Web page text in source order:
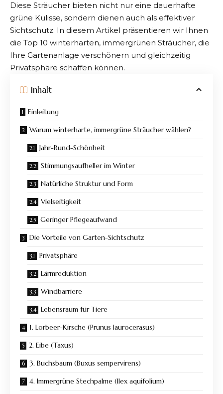
Diese Sträucher bieten nicht nur eine dauerhafte
grüne Kulisse, sondern dienen auch als effektiver
Sichtschutz. In diesem Artikel präsentieren wir Ihnen
die Top 10 winterharten, immergrünen Sträucher, die
Ihre Gartenanlage verschönern und gleichzeitig
Privatsphäre schaffen können.
Inhalt
Einleitung
Warum winterharte, immergrüne Sträucher wählen?
Jahr-Rund-Schönheit
Stimmungsaufheller im Winter
Natürliche Struktur und Form
Vielseitigkeit
Geringer Pflegeaufwand
Die Vorteile von Garten-Sichtschutz
Privatsphäre
Lärmreduktion
Windbarriere
Lebensraum für Tiere
1. Lorbeer-Kirsche (Prunus laurocerasus)
2. Eibe (Taxus)
3. Buchsbaum (Buxus sempervirens)
4. Immergrüne Stechpalme (Ilex aquifolium)